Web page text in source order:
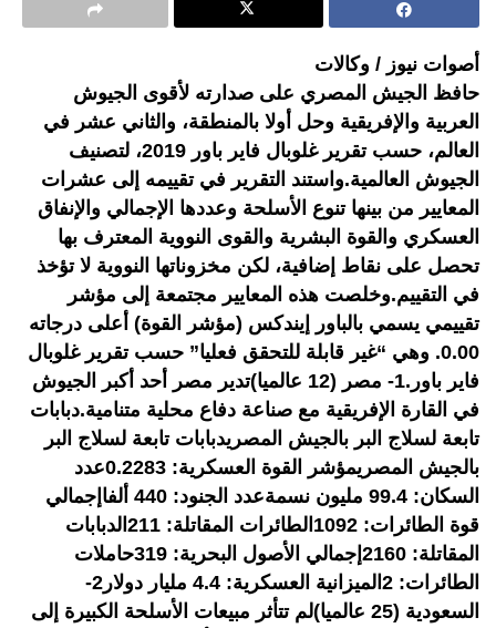
أصوات نيوز / وكالات
حافظ الجيش المصري على صدارته لأقوى الجيوش
العربية والإفريقية وحل أولا بالمنطقة، والثاني عشر في
العالم، حسب تقرير غلوبال فاير باور 2019، لتصنيف
الجيوش العالمية.واستند التقرير في تقييمه إلى عشرات
المعايير من بينها تنوع الأسلحة وعددها الإجمالي والإنفاق
العسكري والقوة البشرية والقوى النووية المعترف بها
تحصل على نقاط إضافية، لكن مخزوناتها النووية لا تؤخذ
في التقييم.وخلصت هذه المعايير مجتمعة إلى مؤشر
تقييمي يسمي بالباور إيندكس (مؤشر القوة) أعلى درجاته
0.00. وهي “غير قابلة للتحقق فعليا” حسب تقرير غلوبال
فاير باور.1- مصر (12 عالميا)تدير مصر أحد أكبر الجيوش
في القارة الإفريقية مع صناعة دفاع محلية متنامية.دبابات
تابعة لسلاج البر بالجيش المصريدبابات تابعة لسلاج البر
بالجيش المصري​​مؤشر القوة العسكرية: 0.2283عدد
السكان: 99.4 مليون نسمةعدد الجنود: 440 ألفاإجمالي
قوة الطائرات: 1092الطائرات المقاتلة: 211الدبابات
المقاتلة: 2160إجمالي الأصول البحرية: 319حاملات
الطائرات: 2الميزانية العسكرية: 4.4 مليار دولار2-
السعودية (25 عالميا)لم تتأثر مبيعات الأسلحة الكبيرة إلى